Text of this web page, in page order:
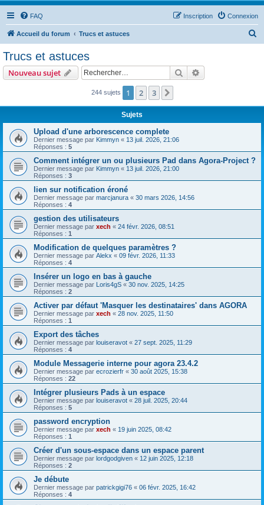
FAQ Connexion
Inscription
Accueil du forum Trucs et astuces
Trucs et astuces
Nouveau sujet Rechercher
244 sujets 1 2 3
Sujets
Upload d'une arborescence complete
Dernier message par Kimmyn « 13 juil. 2026, 21:06
Réponses : 5
Comment intégrer un ou plusieurs Pad dans Agora-Project ?
Dernier message par Kimmyn « 13 juil. 2026, 21:00
Réponses : 3
lien sur notification éroné
Dernier message par marcjanura « 30 mars 2026, 14:56
Réponses : 4
gestion des utilisateurs
Dernier message par xech « 24 févr. 2026, 08:51
Réponses : 1
Modification de quelques paramètres ?
Dernier message par Alekx « 09 févr. 2026, 11:33
Réponses : 4
Insérer un logo en bas à gauche
Dernier message par Loris4gS « 30 nov. 2025, 14:25
Réponses : 2
Activer par défaut 'Masquer les destinataires' dans AGORA
Dernier message par xech « 28 nov. 2025, 11:50
Réponses : 1
Export des tâches
Dernier message par louiseravot « 27 sept. 2025, 11:29
Réponses : 4
Module Messagerie interne pour agora 23.4.2
Dernier message par ecrozierfr « 30 août 2025, 15:38
Réponses : 22
Intégrer plusieurs Pads à un espace
Dernier message par louiseravot « 28 juil. 2025, 20:44
Réponses : 5
password encryption
Dernier message par xech « 19 juin 2025, 08:42
Réponses : 1
Créer d'un sous-espace dans un espace parent
Dernier message par lordgodgiven « 12 juin 2025, 12:18
Réponses : 2
Je débute
Dernier message par patrickgigi76 « 06 févr. 2025, 16:42
Réponses : 4